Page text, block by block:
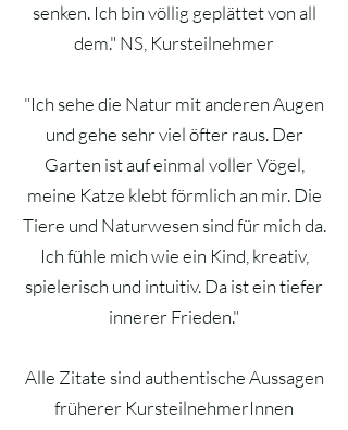
senken. Ich bin völlig geplättet von all
dem." NS, Kursteilnehmer
"Ich sehe die Natur mit anderen Augen
und gehe sehr viel öfter raus. Der
Garten ist auf einmal voller Vögel,
meine Katze klebt förmlich an mir. Die
Tiere und Naturwesen sind für mich da.
Ich fühle mich wie ein Kind, kreativ,
spielerisch und intuitiv. Da ist ein tiefer
innerer Frieden."
Alle Zitate sind authentische Aussagen
früherer KursteilnehmerInnen